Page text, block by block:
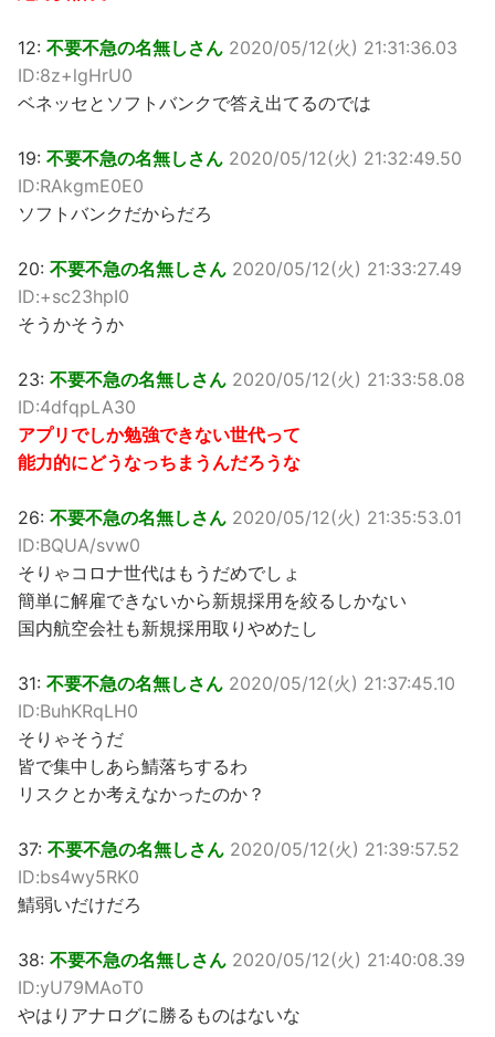
12: 不要不急の名無しさん 2020/05/12(火) 21:31:36.03
ID:8z+lgHrU0
ベネッセとソフトバンクで答え出てるのでは
19: 不要不急の名無しさん 2020/05/12(火) 21:32:49.50
ID:RAkgmE0E0
ソフトバンクだからだろ
20: 不要不急の名無しさん 2020/05/12(火) 21:33:27.49
ID:+sc23hpI0
そうかそうか
23: 不要不急の名無しさん 2020/05/12(火) 21:33:58.08
ID:4dfqpLA30
アプリでしか勉強できない世代って
能力的にどうなっちまうんだろうな
26: 不要不急の名無しさん 2020/05/12(火) 21:35:53.01
ID:BQUA/svw0
そりゃコロナ世代はもうだめでしょ
簡単に解雇できないから新規採用を絞るしかない
国内航空会社も新規採用取りやめたし
31: 不要不急の名無しさん 2020/05/12(火) 21:37:45.10
ID:BuhKRqLH0
そりゃそうだ
皆で集中しあら鯖落ちするわ
リスクとか考えなかったのか？
37: 不要不急の名無しさん 2020/05/12(火) 21:39:57.52
ID:bs4wy5RK0
鯖弱いだけだろ
38: 不要不急の名無しさん 2020/05/12(火) 21:40:08.39
ID:yU79MAoT0
やはりアナログに勝るものはないな